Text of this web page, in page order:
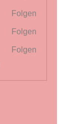
Folgen
Folgen
Folgen